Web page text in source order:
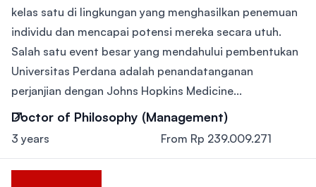
kelas satu di lingkungan yang menghasilkan penemuan
individu dan mencapai potensi mereka secara utuh.
Salah satu event besar yang mendahului pembentukan
Universitas Perdana adalah penandatanganan
perjanjian dengan Johns Hopkins Medicine...
Doctor of Philosophy (Management)
3 years From Rp 239.009.271